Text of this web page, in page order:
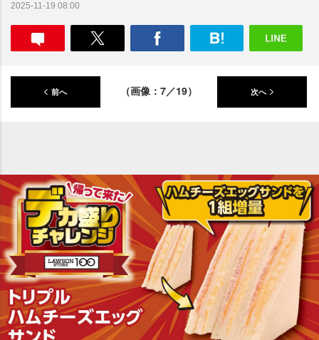
2025-11-19 08:00
前へ （画像：7／19） 次へ